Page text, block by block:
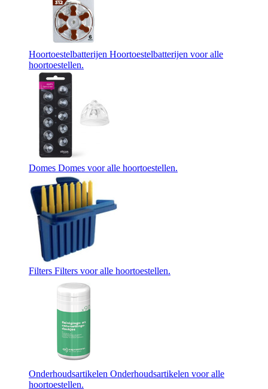
Hoortoestelbatterijen Hoortoestelbatterijen voor alle
hoortoestellen.
Domes Domes voor alle hoortoestellen.
Filters Filters voor alle hoortoestellen.
Onderhoudsartikelen Onderhoudsartikelen voor alle
hoortoestellen.